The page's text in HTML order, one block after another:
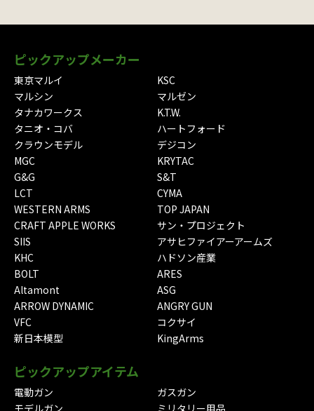
ピックアップメーカー
東京マルイ
KSC
マルシン
マルゼン
タナカワークス
K.T.W.
タニオ・コバ
ハートフォード
クラウンモデル
デジコン
MGC
KRYTAC
G&G
S&T
LCT
CYMA
WESTERN ARMS
TOP JAPAN
CRAFT APPLE WORKS
サン・プロジェクト
SIIS
アサヒファイアーアームズ
KHC
ハドソン産業
BOLT
ARES
Altamont
ASG
ARROW DYNAMIC
ANGRY GUN
VFC
コクサイ
新日本模型
KingArms
ピックアップアイテム
電動ガン
ガスガン
モデルガン
ミリタリー用品